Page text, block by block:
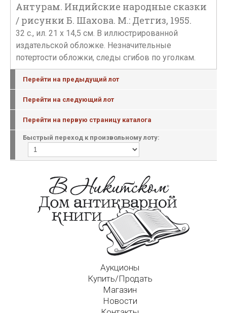
Антурам. Индийские народные сказки
/ рисунки Б. Шахова. М.: Детгиз, 1955.
32 с., ил. 21 х 14,5 см. В иллюстрированной
издательской обложке. Незначительные
потертости обложки, следы сгибов по уголкам.
Перейти на предыдущий лот
Перейти на следующий лот
Перейти на первую страницу каталога
Быстрый переход к произвольному лоту:
Аукционы
Купить/Продать
Магазин
Новости